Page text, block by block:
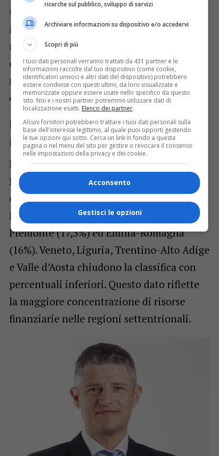
un punteggio medio di 8,2 su 13. Gli
investitori cercano strumenti per
migliorare le proprie competenze,
dimostrando un interesse sempre
maggiore per una gestione consapevole
delle proprie finanze.
Lombardia al vertice per numero di
investitori
La survey ha evidenziato che ilNord
Italia
rappresenta l’area con la più alta
concentrazione di investitori: la
Lombardia
guida con il 41,1%, seguita da
Piemonte (17,3%) ed Emilia-Romagna
(16%). Veneto, Liguria, Trentino-Alto Adige
e Valle d’Aosta chiudono la classifica con
percentuali inferiori. Questo dato riflette
la maggiore concentrazione di risorse
finanziarie nelle regioni settentrionali.
ricerche sul pubblico, sviluppo di servizi
Archiviare informazioni su dispositivo e/o accedervi
Scopri di più
I tuoi dati personali verranno trattati da 431 partner e le
informazioni raccolte dal tuo dispositivo (come cookie,
identificatori univoci e altri dati del dispositivo) potrebbero
essere condivise con questi ultimi, da loro visualizzate e
memorizzate oppure essere usate nello specifico da questo
sito. Noi e i nostri partner potremmo utilizzare dati di
localizzazione esatti. Elenco dei partner.
Alcuni fornitori potrebbero trattare i tuoi dati personali sulla
base dell'interesse legittimo, al quale puoi opporti gestendo
le tue opzioni qui sotto. Cerca un link in fondo a questa
pagina o nel menu del sito per gestire o revocare il consenso
nelle impostazioni della privacy e dei cookie.
Acconsento
Gestisci le opzioni